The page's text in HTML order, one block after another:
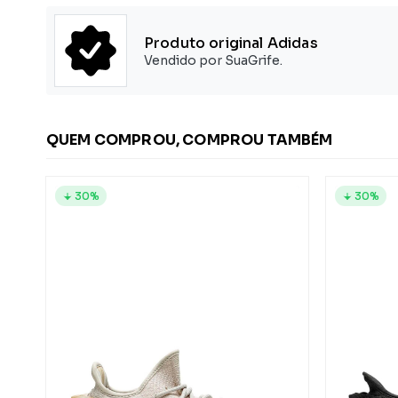
Produto original Adidas
Vendido por SuaGrife.
QUEM COMPROU, COMPROU TAMBÉM
30% 30%